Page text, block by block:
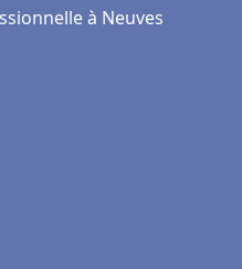
à Neuves